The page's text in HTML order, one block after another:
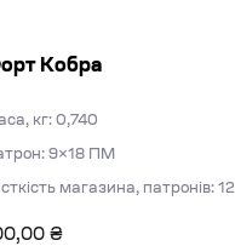
Кобра
кг: 0,740
9×18 ПМ
магазина, патронів: 12
₴